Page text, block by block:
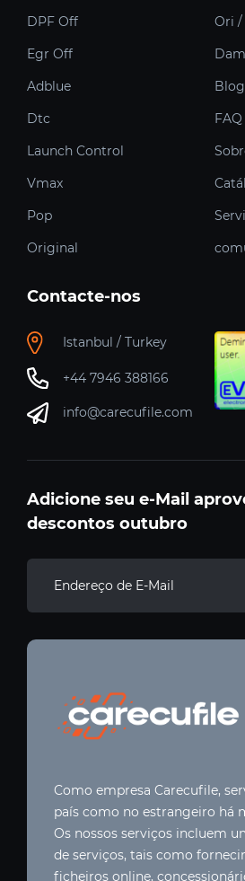
DPF Off
Egr Off
Adblue
Dtc
Launch Control
Vmax
Pop
Original
Ori /
Blog
FAQ
Contacte-nos
Istanbul / Turkey
+44 7946 388166
info@carecufile.com
Adicione seu e-Mail
descontos outubro
Como empresa Carecufile,
país como no estrangeiro há
Os nossos serviços incluem
de serviços, tais como
ficheiros online,